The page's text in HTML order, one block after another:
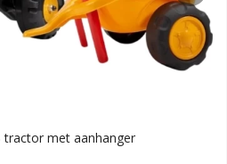
tractor met aanhanger